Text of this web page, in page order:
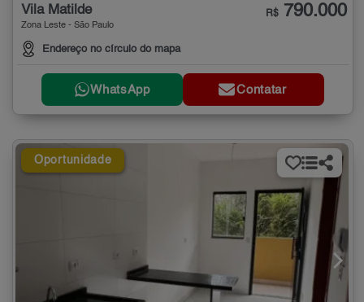
Vila Matilde
Zona Leste - São Paulo
Endereço no círculo do mapa
R$ 790.000
WhatsApp Contatar
Oportunidade